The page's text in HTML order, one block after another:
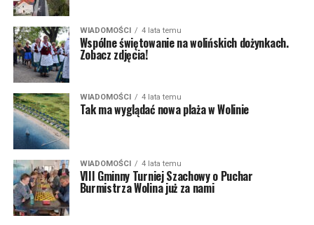
WIADOMOŚCI 4 lata temu
Wspólne świętowanie na wolińskich dożynkach.
Zobacz zdjęcia!
WIADOMOŚCI 4 lata temu
Tak ma wyglądać nowa plaża w Wolinie
WIADOMOŚCI 4 lata temu
VIII Gminny Turniej Szachowy o Puchar
Burmistrza Wolina już za nami